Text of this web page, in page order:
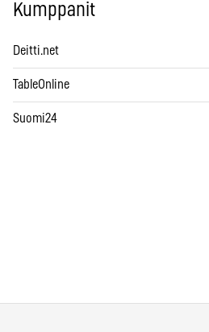
Kumppanit
Deitti.net
TableOnline
Suomi24